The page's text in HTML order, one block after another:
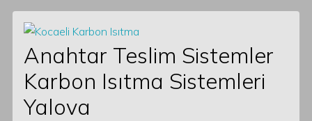
Anahtar Teslim Sistemler
Karbon Isıtma Sistemleri
Yalova